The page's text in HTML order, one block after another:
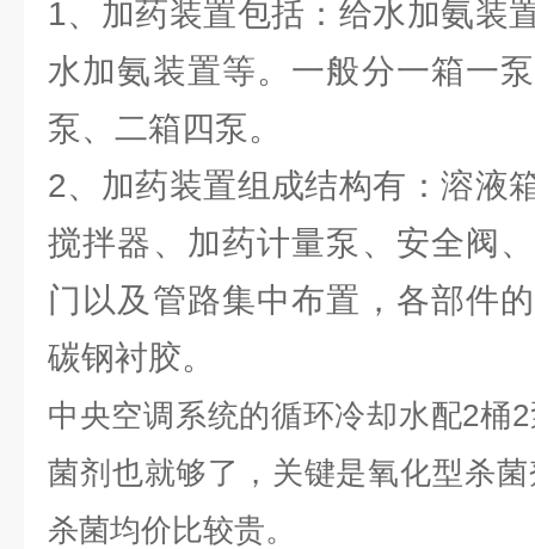
1、加药装置包括：给水加氨装
水加氨装置等。一般分一箱一
泵、二箱四泵。
2、加药装置组成结构有：溶液
搅拌器、加药计量泵、安全阀
门以及管路集中布置，各部件
碳钢衬胶。
中央空调系统的循环冷却水配2桶
菌剂也就够了，关键是氧化型杀
杀菌均价比较贵。